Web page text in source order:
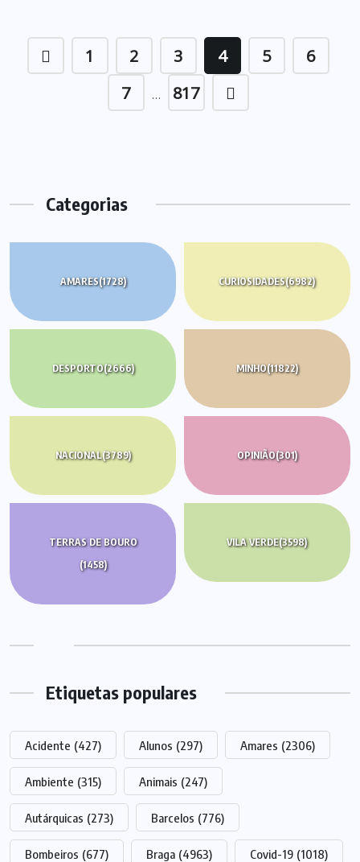
1 2 3 4 5
6
7
… 817
Categorias
AMARES(1728) CURIOSIDADES(6982)
DESPORTO(2666) MINHO(11822)
NACIONAL(3789) OPINIÃO(301)
TERRAS DE BOURO
(1458)
VILA VERDE(3598)
Etiquetas populares
Acidente (427) Alunos (297) Amares (2306)
Ambiente (315) Animais (247)
Autárquicas (273) Barcelos (776)
Bombeiros (677) Braga (4963) Covid-19 (1018)